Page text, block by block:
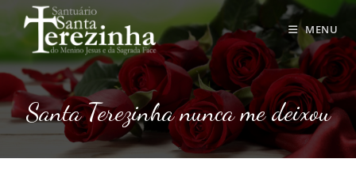
para
conteúdo
MENU
Santa Terezinha nunca me deixou